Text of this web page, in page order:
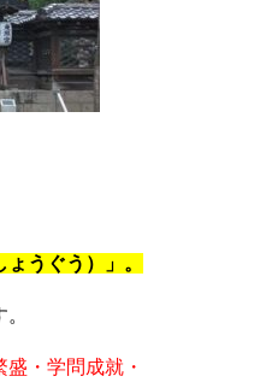
うぐう）」。
・学問成就・